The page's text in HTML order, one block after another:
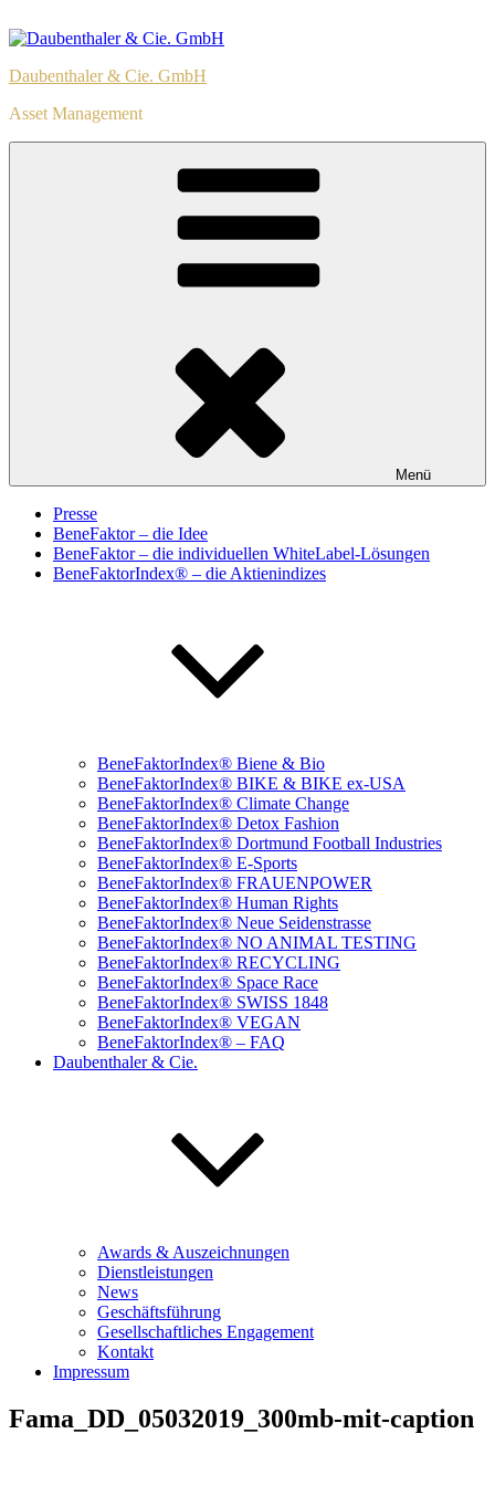
Inhalt
Daubenthaler & Cie. GmbH
Asset Management
Menü
Presse
BeneFaktor – die Idee
BeneFaktor – die individuellen WhiteLabel-Lösungen
BeneFaktorIndex® – die Aktienindizes
BeneFaktorIndex® Biene & Bio
BeneFaktorIndex® BIKE & BIKE ex-USA
BeneFaktorIndex® Climate Change
BeneFaktorIndex® Detox Fashion
BeneFaktorIndex® Dortmund Football Industries
BeneFaktorIndex® E-Sports
BeneFaktorIndex® FRAUENPOWER
BeneFaktorIndex® Human Rights
BeneFaktorIndex® Neue Seidenstrasse
BeneFaktorIndex® NO ANIMAL TESTING
BeneFaktorIndex® RECYCLING
BeneFaktorIndex® Space Race
BeneFaktorIndex® SWISS 1848
BeneFaktorIndex® VEGAN
BeneFaktorIndex® – FAQ
Daubenthaler & Cie.
Awards & Auszeichnungen
Dienstleistungen
News
Geschäftsführung
Gesellschaftliches Engagement
Kontakt
Impressum
Fama_DD_05032019_300mb-mit-caption